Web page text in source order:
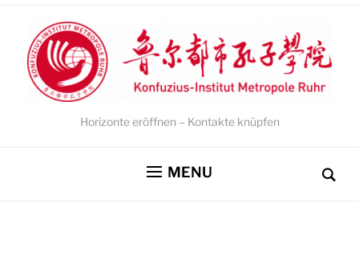
Horizonte eröffnen – Kontakte knüpfen
MENU